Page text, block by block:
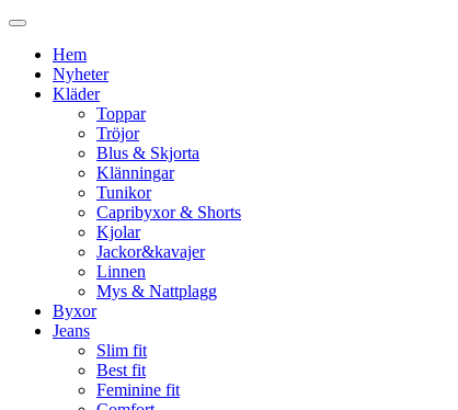
Hem
Nyheter
Kläder
Toppar
Tröjor
Blus & Skjorta
Klänningar
Tunikor
Capribyxor & Shorts
Kjolar
Jackor&kavajer
Linnen
Mys & Nattplagg
Byxor
Jeans
Slim fit
Best fit
Feminine fit